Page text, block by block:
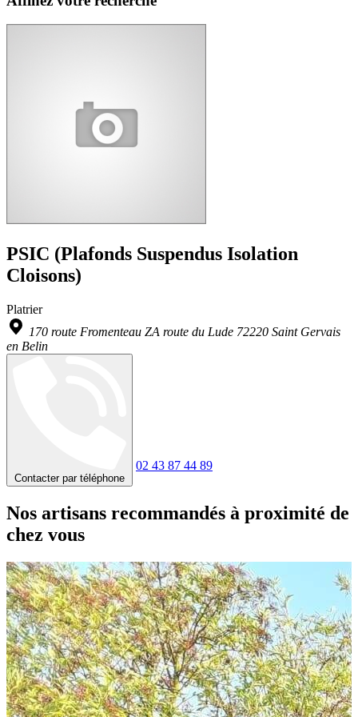
PSIC (Plafonds Suspendus Isolation
Cloisons)
Platrier
170 route Fromenteau ZA route du Lude 72220 Saint Gervais
en Belin
Contacter par téléphone
02 43 87 44 89
Nos artisans recommandés à proximité de
chez vous